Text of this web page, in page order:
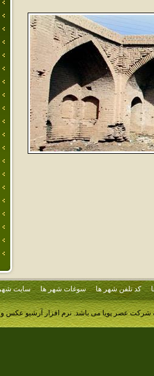
کد تلفن شهر ها سوغات شهر ها سایت
شرکت عصر پویا می باشد.نرم افزار آرشیو عکس